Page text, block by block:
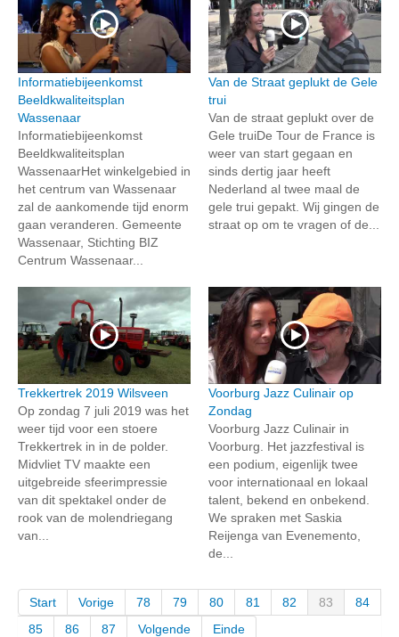
Informatiebijeenkomst
Beeldkwaliteitsplan
Wassenaar
Informatiebijeenkomst
Beeldkwaliteitsplan
WassenaarHet winkelgebied in
het centrum van Wassenaar
zal de aankomende tijd enorm
gaan veranderen. Gemeente
Wassenaar, Stichting BIZ
Centrum Wassenaar...
Van de Straat geplukt de Gele
trui
Van de straat geplukt over de
Gele truiDe Tour de France is
weer van start gegaan en
sinds dertig jaar heeft
Nederland al twee maal de
gele trui gepakt. Wij gingen de
straat op om te vragen of de...
Trekkertrek 2019 Wilsveen
Op zondag 7 juli 2019 was het
weer tijd voor een stoere
Trekkertrek in in de polder.
Midvliet TV maakte een
uitgebreide sfeerimpressie
van dit spektakel onder de
rook van de molendriegang
van...
Voorburg Jazz Culinair op
Zondag
Voorburg Jazz Culinair in
Voorburg. Het jazzfestival is
een podium, eigenlijk twee
voor internationaal en lokaal
talent, bekend en onbekend.
We spraken met Saskia
Reijenga van Evenemento,
de...
Start Vorige 78 79 80 81 82 83
84
85
86 87 Volgende Einde